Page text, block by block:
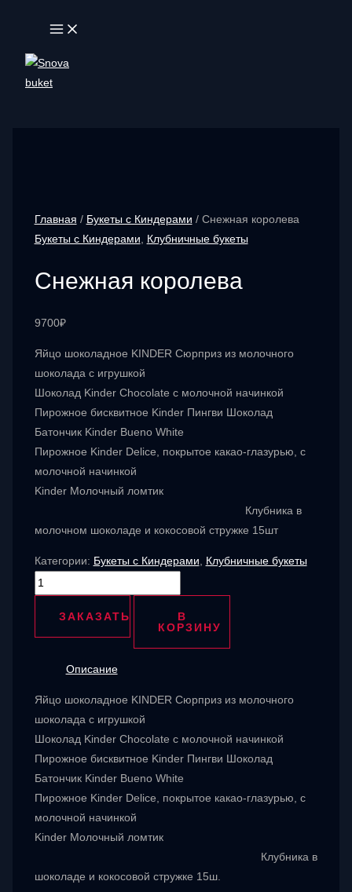
содержимому
MAIN
MENU
Главная / Букеты с Киндерами / Снежная королева
Букеты с Киндерами
Клубничные букеты
Снежная королева
9700₽
Яйцо шоколадное KINDER Сюрприз из молочного
шоколада с игрушкой
Шоколад Kinder Chocolate с молочной начинкой
Пирожное бисквитное Kinder Пингви Шоколад
Батончик Kinder Bueno White
Пирожное Kinder Delice, покрытое какао-глазурью, с
молочной начинкой
Kinder Молочный ломтик
Клубника в
молочном шоколаде и кокосовой стружке 15шт
Категории: Букеты с Киндерами
Клубничные букеты
Количество
товара
Снежная
королева
ЗАКАЗАТЬ
В
КОРЗИНУ
Описание
Яйцо шоколадное KINDER Сюрприз из молочного
шоколада с игрушкой
Шоколад Kinder Chocolate с молочной начинкой
Пирожное бисквитное Kinder Пингви Шоколад
Батончик Kinder Bueno White
Пирожное Kinder Delice, покрытое какао-глазурью, с
молочной начинкой
Kinder Молочный ломтик
Клубника в
шоколаде и кокосовой стружке 15ш.